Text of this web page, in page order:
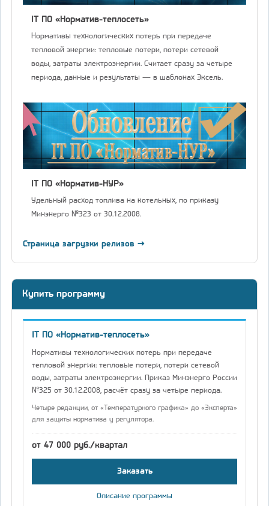
IT ПО «Норматив-теплосеть»
Нормативы технологических потерь при передаче
тепловой энергии: тепловые потери, потери сетевой
воды, затраты электроэнергии. Считает сразу за четыре
периода, данные и результаты — в шаблонах Эксель.
IT ПО «Норматив-НУР»
Удельный расход топлива на котельных, по приказу
Минэнерго №323 от 30.12.2008.
Страница загрузки релизов →
Купить программу
IT ПО «Норматив-теплосеть»
Нормативы технологических потерь при передаче
тепловой энергии: тепловые потери, потери сетевой
воды, затраты электроэнергии. Приказ Минэнерго России
№325 от 30.12.2008, расчёт сразу за четыре периода.
Четыре редакции, от «Температурного графика» до «Эксперта»
для защиты норматива у регулятора.
от 47 000 руб./квартал
Заказать
Описание программы